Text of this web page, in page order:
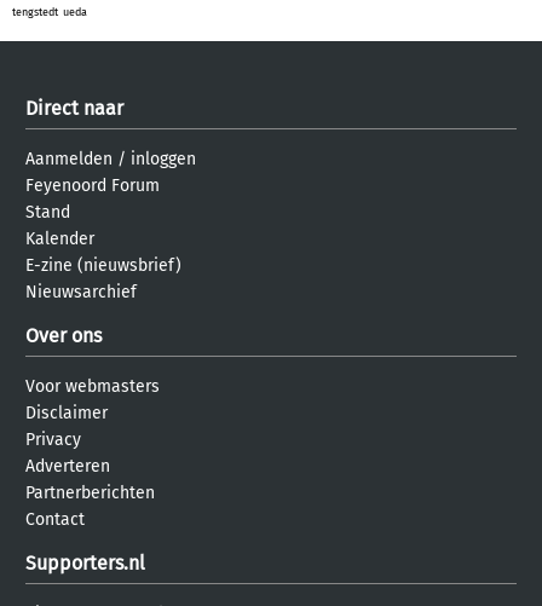
tengstedt ueda
Direct naar
Aanmelden / inloggen
Feyenoord Forum
Stand
Kalender
E-zine (nieuwsbrief)
Nieuwsarchief
Over ons
Voor webmasters
Disclaimer
Privacy
Adverteren
Partnerberichten
Contact
Supporters.nl